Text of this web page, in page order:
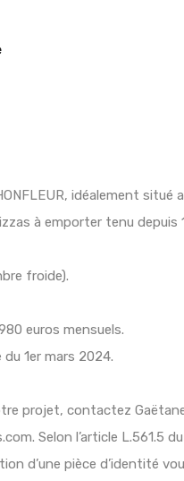
idéalement situé
à emporter tenu depuis
froide).
euros mensuels.
1er mars 2024.
projet, contactez
Selon l’article L.561.5
d’une pièce d’identité